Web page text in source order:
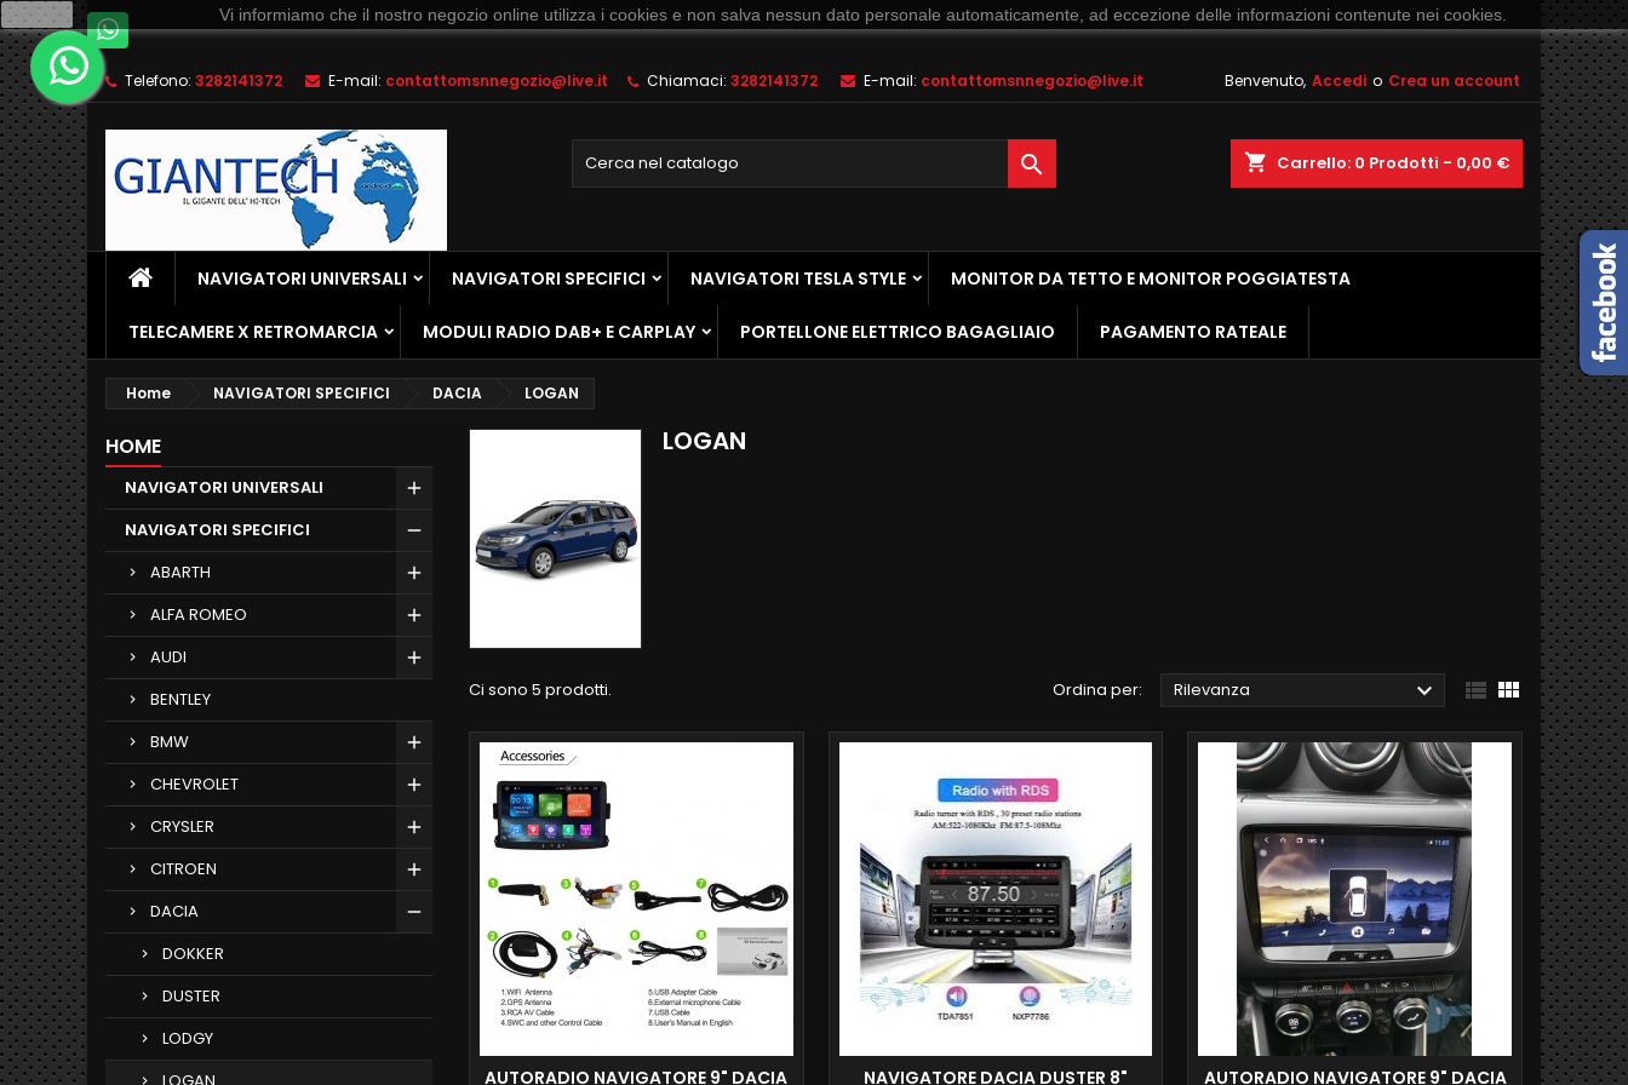
Telefono: 3282141372 E-mail: contattomsnnegozio@live.it Chiamaci: 3282141372 E-mail: contattomsnnegozio@live.it Benvenuto, Accedi o Crea un account
shopping_cart Carrello: 0 Prodotti - 0,00 €

NAVIGATORI UNIVERSALI NAVIGATORI SPECIFICI NAVIGATORI TESLA STYLE MONITOR DA TETTO E MONITOR POGGIATESTA
TELECAMERE X RETROMARCIA MODULI RADIO DAB+ E CARPLAY PORTELLONE ELETTRICO BAGAGLIAIO PAGAMENTO RATEALE
Home NAVIGATORI SPECIFICI DACIA LOGAN
HOME
NAVIGATORI UNIVERSALI
NAVIGATORI SPECIFICI
ABARTH
ALFA ROMEO
AUDI
BENTLEY
BMW
CHEVROLET
CRYSLER
CITROEN
DACIA
DOKKER
DUSTER
LODGY
LOGAN
Ci sono 5 prodotti. Ordina per: Rilevanza   
AUTORADIO NAVIGATORE 9" DACIA
NAVIGATORE DACIA DUSTER 8"
AUTORADIO NAVIGATORE 9" DACIA
Ok Vi informiamo che il nostro negozio online utilizza i cookies e non salva nessun dato personale automaticamente, ad eccezione delle informazioni contenute nei cookies.